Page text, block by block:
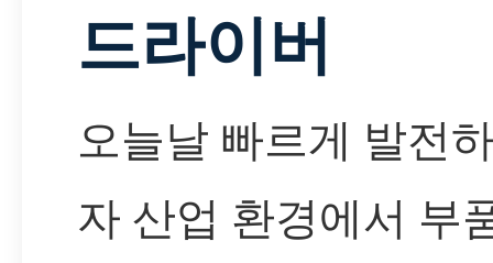
드라이버
오늘날 빠르게 발전
자 산업 환경에서 부